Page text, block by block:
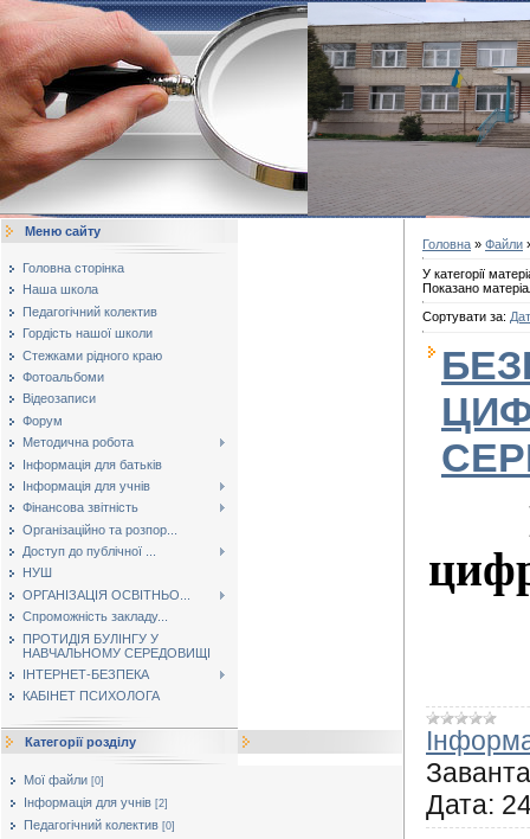
Меню сайту
Головна сторінка
Наша школа
Педагогічний колектив
Гордість нашої школи
Стежками рідного краю
Фотоальбоми
Відеозаписи
Форум
Методична робота
Інформація для батьків
Інформація для учнів
Фінансова звітність
Організаційно та розпор...
Доступ до публічної ...
НУШ
ОРГАНІЗАЦІЯ ОСВІТНЬО...
Спроможність закладу...
ПРОТИДІЯ БУЛІНГУ У
НАВЧАЛЬНОМУ СЕРЕДОВИЩІ
ІНТЕРНЕТ-БЕЗПЕКА
КАБІНЕТ ПСИХОЛОГА
Категорії розділу
Мої файли [0]
Інформація для учнів [2]
Педагогічний колектив [0]
Головна » Файли
У категорії
Показано
Сортувати за:
Дата: